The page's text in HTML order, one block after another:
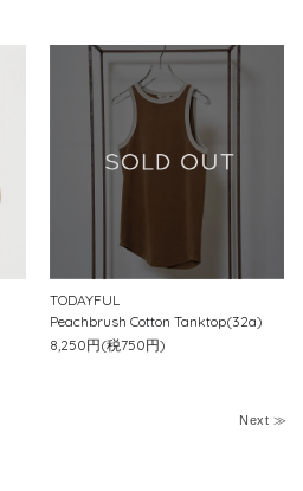
TODAYFUL
Peachbrush Cotton Tanktop(32a)
8,250円(税750円)
Next ≫